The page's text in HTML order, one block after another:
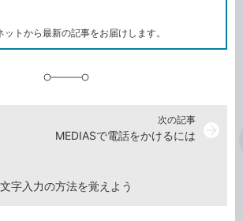
ク
ットから最新の記事をお届けします。
字入力の方法を覚えよう
次の記事
MEDIASで電話をかけるには